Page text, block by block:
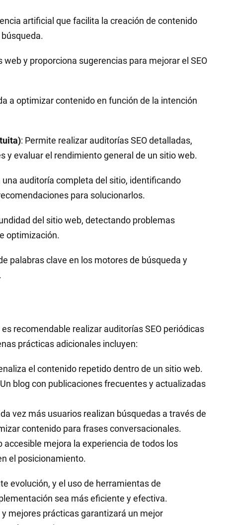
artificial que facilita la creación de contenido
web y proporciona sugerencias para mejorar el SEO
a optimizar contenido en función de la intención
: Permite realizar auditorías SEO detalladas,
y evaluar el rendimiento general de un sitio web.
una auditoría completa del sitio, identificando
para solucionarlos.
del sitio web, detectando problemas
optimización.
palabras clave en los motores de búsqueda y
recomendable realizar auditorías SEO periódicas
prácticas adicionales incluyen:
el contenido repetido dentro de un sitio web.
blog con publicaciones frecuentes y actualizadas
vez más usuarios realizan búsquedas a través de
contenido para frases conversacionales.
accesible mejora la experiencia de todos los
el posicionamiento.
evolución, y el uso de herramientas de
sea más eficiente y efectiva.
mejores prácticas garantizará un mejor